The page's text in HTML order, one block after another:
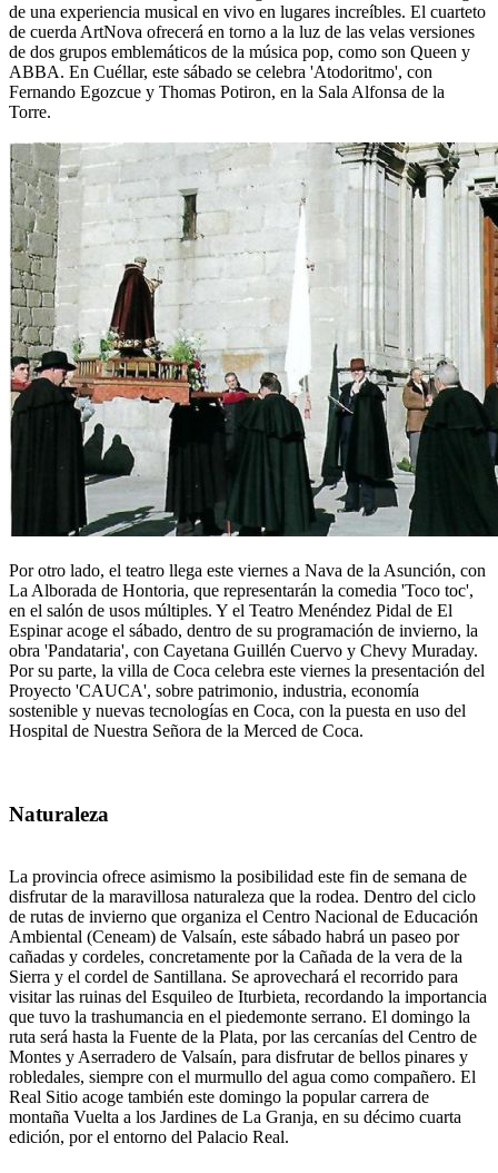
de una experiencia musical en vivo en lugares increíbles. El cuarteto
de cuerda ArtNova ofrecerá en torno a la luz de las velas versiones
de dos grupos emblemáticos de la música pop, como son Queen y
ABBA. En Cuéllar, este sábado se celebra 'Atodoritmo', con
Fernando Egozcue y Thomas Potiron, en la Sala Alfonsa de la
Torre.
Por otro lado, el teatro llega este viernes a Nava de la Asunción, con
La Alborada de Hontoria, que representarán la comedia 'Toco toc',
en el salón de usos múltiples. Y el Teatro Menéndez Pidal de El
Espinar acoge el sábado, dentro de su programación de invierno, la
obra 'Pandataria', con Cayetana Guillén Cuervo y Chevy Muraday.
Por su parte, la villa de Coca celebra este viernes la presentación del
Proyecto 'CAUCA', sobre patrimonio, industria, economía
sostenible y nuevas tecnologías en Coca, con la puesta en uso del
Hospital de Nuestra Señora de la Merced de Coca.
Naturaleza
La provincia ofrece asimismo la posibilidad este fin de semana de
disfrutar de la maravillosa naturaleza que la rodea. Dentro del ciclo
de rutas de invierno que organiza el Centro Nacional de Educación
Ambiental (Ceneam) de Valsaín, este sábado habrá un paseo por
cañadas y cordeles, concretamente por la Cañada de la vera de la
Sierra y el cordel de Santillana. Se aprovechará el recorrido para
visitar las ruinas del Esquileo de Iturbieta, recordando la importancia
que tuvo la trashumancia en el piedemonte serrano. El domingo la
ruta será hasta la Fuente de la Plata, por las cercanías del Centro de
Montes y Aserradero de Valsaín, para disfrutar de bellos pinares y
robledales, siempre con el murmullo del agua como compañero. El
Real Sitio acoge también este domingo la popular carrera de
montaña Vuelta a los Jardines de La Granja, en su décimo cuarta
edición, por el entorno del Palacio Real.